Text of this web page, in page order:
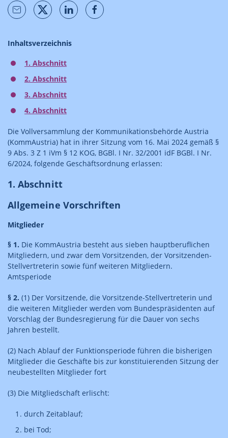
Inhaltsverzeichnis
1. Abschnitt
2. Abschnitt
3. Abschnitt
4. Abschnitt
Die Vollversammlung der Kommunikationsbehörde Austria
(KommAustria) hat in ihrer Sitzung vom 16. Mai 2024 gemäß §
9 Abs. 3 Z 1 iVm § 12 KOG, BGBl. I Nr. 32/2001 idF BGBl. I Nr.
6/2024, folgende Geschäftsordnung erlassen:
1. Abschnitt
Allgemeine Vorschriften
Mitglieder
§ 1. Die KommAustria besteht aus sieben hauptberuflichen
Mitgliedern, und zwar dem Vorsitzenden, der Vorsitzenden-
Stellvertreterin sowie fünf weiteren Mitgliedern.
Amtsperiode
§ 2. (1) Der Vorsitzende, die Vorsitzende-Stellvertreterin und
die weiteren Mitglieder werden vom Bundespräsidenten auf
Vorschlag der Bundesregierung für die Dauer von sechs
Jahren bestellt.
(2) Nach Ablauf der Funktionsperiode führen die bisherigen
Mitglieder die Geschäfte bis zur konstituierenden Sitzung der
neubestellten Mitglieder fort
(3) Die Mitgliedschaft erlischt:
durch Zeitablauf;
bei Tod;